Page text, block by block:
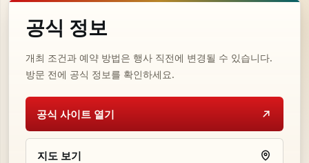
공식 정보
개최 조건과 예약 방법은 행사 직전에 변경될 수 있습니다.
방문 전에 공식 정보를 확인하세요.
공식 사이트 열기
지도 보기